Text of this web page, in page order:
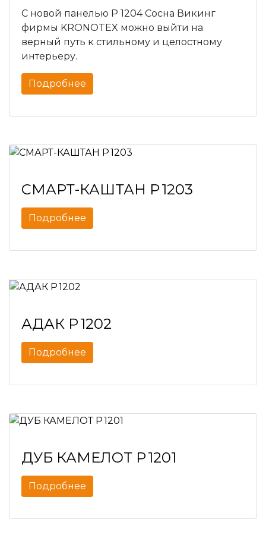
С новой панелью P 1204 Сосна Викинг
фирмы KRONOTEX можно выйти на
верный путь к стильному и целостному
интерьеру.
Подробнее
СМАРТ-КАШТАН P 1203
Подробнее
АДАК P 1202
Подробнее
ДУБ КАМЕЛОТ P 1201
Подробнее